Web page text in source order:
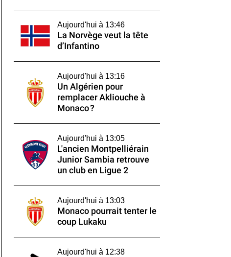
Aujourd'hui à 13:46
La Norvège veut la tête
d’Infantino
Aujourd'hui à 13:16
Un Algérien pour
remplacer Akliouche à
Monaco ?
Aujourd'hui à 13:05
L'ancien Montpelliérain
Junior Sambia retrouve
un club en Ligue 2
Aujourd'hui à 13:03
Monaco pourrait tenter le
coup Lukaku
Aujourd'hui à 12:38